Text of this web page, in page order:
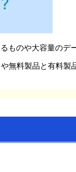
ものや大容量の
料製品と有料